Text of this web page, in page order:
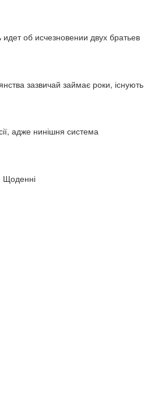
об исчезновении двух братьев
зазвичай займає роки, існують
адже нинішня система
Щоденні